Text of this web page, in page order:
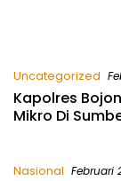
Uncategorized
Kapolres
Mikro Di
Nasional Februari